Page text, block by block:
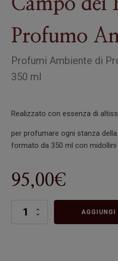
Campo dei
Profumo
Profumi Ambiente di
350 ml
Realizzato con essenza di
per profumare ogni stanza
formato da 350 ml con
95,00€
Campo
AGGIUNGI